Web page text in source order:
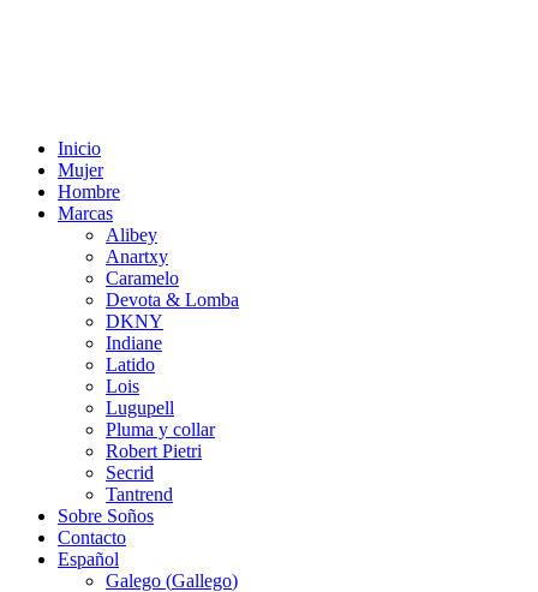
Inicio
Mujer
Hombre
Marcas
Alibey
Anartxy
Caramelo
Devota & Lomba
DKNY
Indiane
Latido
Lois
Lugupell
Pluma y collar
Robert Pietri
Secrid
Tantrend
Sobre Soños
Contacto
Español
Galego (Gallego)